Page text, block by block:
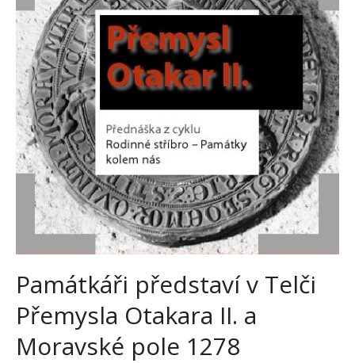
Památkáři představí v Telči
Přemysla Otakara II. a
Moravské pole 1278